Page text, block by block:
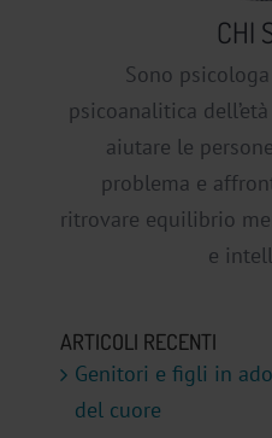
CHI
Sono
psicoanalitica
aiutare le
problema e
ritrovare equilibrio
e
ARTICOLI RECENTI
Genitori e figli in
del cuore